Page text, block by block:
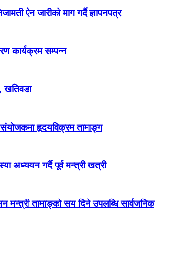
ऐन जारीको माग गर्दै ज्ञापनपत्र
कार्यक्रम सम्पन्न
खतिवडा
हृदयविक्रम तामाङ्ग
अध्ययन गर्दै पूर्व मन्त्री खत्री
मन्त्री तामाङ्को सय दिने उपलब्धि सार्वजनिक